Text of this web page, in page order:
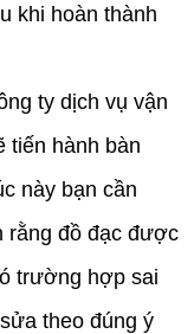
khi hoàn thành
ty dịch vụ vận
tiến hành bàn
này bạn cần
rằng đồ đạc được
trường hợp sai
theo đúng ý